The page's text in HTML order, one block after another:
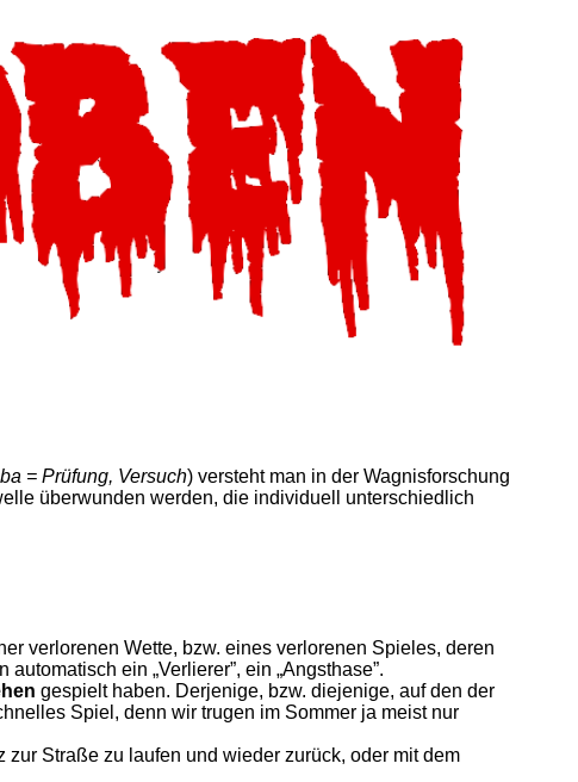
= Prüfung, Versuch) versteht man in der Wagnisforschung
überwunden werden, die individuell unterschiedlich
verlorenen Wette, bzw. eines verlorenen Spieles, deren
ein „Verlierer”, ein „Angsthase”.
gespielt haben. Derjenige, bzw. diejenige, auf den der
Spiel, denn wir trugen im Sommer ja meist nur
Straße zu laufen und wieder zurück, oder mit dem